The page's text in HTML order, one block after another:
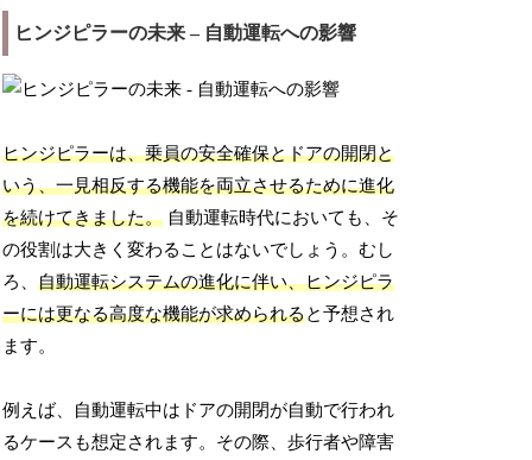
ヒンジピラーの未来 – 自動運転への影響
ヒンジピラーは、乗員の安全確保とドアの開閉と
いう、一見相反する機能を両立させるために進化
を続けてきました。 自動運転時代においても、そ
の役割は大きく変わることはないでしょう。むし
ろ、自動運転システムの進化に伴い、ヒンジピラ
ーには更なる高度な機能が求められると予想され
ます。
例えば、自動運転中はドアの開閉が自動で行われ
るケースも想定されます。その際、歩行者や障害